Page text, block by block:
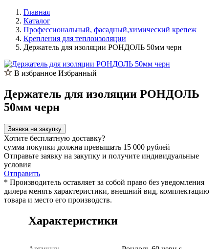
Главная
Каталог
Профессиональный, фасадный,химический крепеж
Крепления для теплоизоляции
Держатель для изоляции РОНДОЛЬ 50мм черн
В избранное Избранный
Держатель для изоляции РОНДОЛЬ
50мм черн
Заявка на закупку
Хотите бесплатную доставку?
сумма покупки должна превышать 15 000 рублей
Отправьте заявку на закупку и получите индивидуальные
условия
Отправить
* Производитель оставляет за собой право без уведомления
дилера менять характеристики, внешний вид, комплектацию
товара и место его производств.
Характеристики